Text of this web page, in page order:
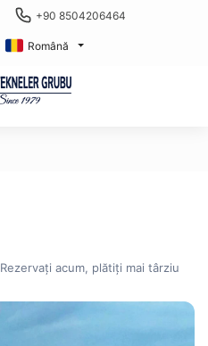
+90 8504206464
Română
Rezervați acum, plătiți mai târziu